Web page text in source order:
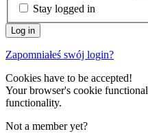
Stay logged in
Zapomniałeś swój login?
Cookies have to be accepted!
Your browser's cookie
functionality.
Not a member yet?